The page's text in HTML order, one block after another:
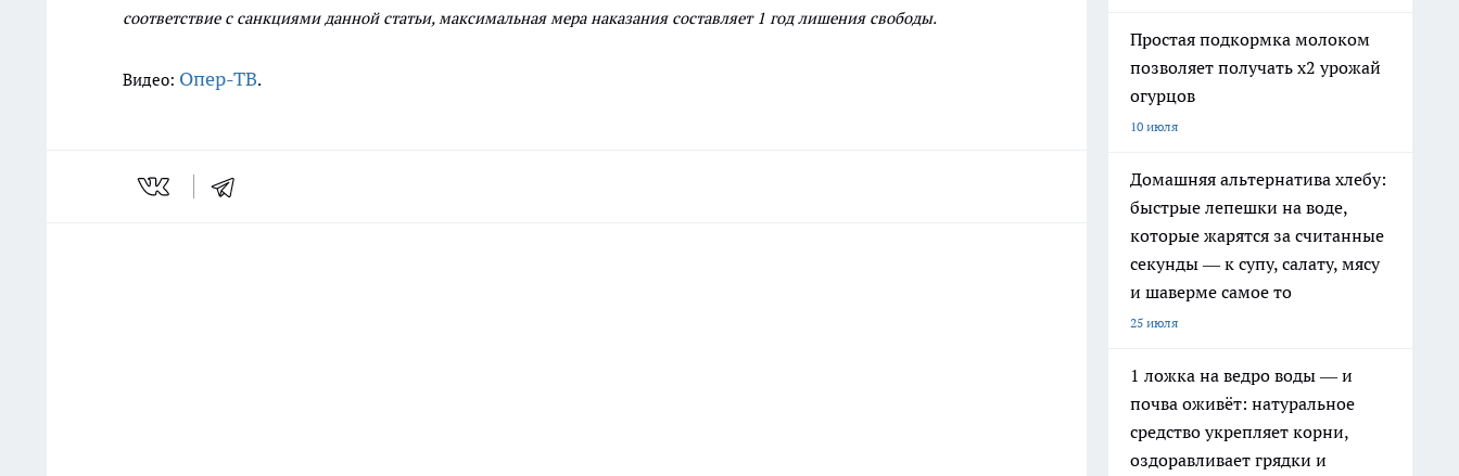
соответствие с санкциями данной статьи, максимальная мера наказания составляет 1 год лишения свободы.
Видео: Опер-ТВ.
Простая подкормка молоком
позволяет получать х2 урожай
огурцов
10 июля
Домашняя альтернатива хлебу:
быстрые лепешки на воде,
которые жарятся за считанные
секунды — к супу, салату, мясу
и шаверме самое то
25 июля
1 ложка на ведро воды — и
почва оживёт: натуральное
средство укрепляет корни,
оздоравливает грядки и